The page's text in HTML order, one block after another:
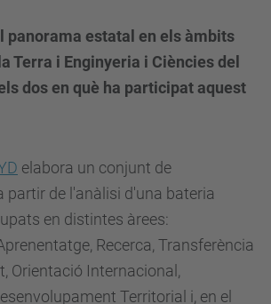
panorama estatal en els àmbits
Terra i Enginyeria i Ciències del
dos en què ha participat aquest
elabora un conjunt de
partir de l'anàlisi d'una bateria
en distintes àrees:
Recerca, Transferència
Orientació Internacional,
Territorial i, en el